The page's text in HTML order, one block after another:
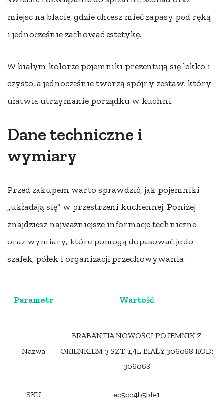
miejsc na blacie, gdzie chcesz mieć zapasy pod ręką
i jednocześnie zachować estetykę.
W białym kolorze pojemniki prezentują się lekko i
czysto, a jednocześnie tworzą spójny zestaw, który
ułatwia utrzymanie porządku w kuchni.
Dane techniczne i
wymiary
Przed zakupem warto sprawdzić, jak pojemniki
„układają się” w przestrzeni kuchennej. Poniżej
znajdziesz najważniejsze informacje techniczne
oraz wymiary, które pomogą dopasować je do
szafek, półek i organizacji przechowywania.
Parametr Wartość
Nazwa
BRABANTIA NOWOŚCI POJEMNIK Z
OKIENKIEM 3 SZT. 1,4L BIAŁY 306068 KOD:
306068
SKU ec5cc4b5bfe1